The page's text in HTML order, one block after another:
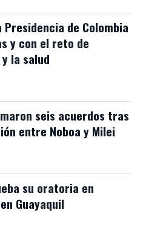
de Colombia
y con el reto de
la salud
seis acuerdos tras
entre Noboa y Milei
su oratoria en
Guayaquil